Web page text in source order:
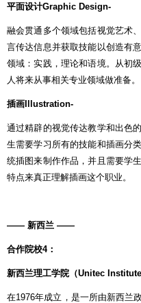
平面设计Graphic Design-
融会贯通多个领域包括视觉艺术
言传达信息并获取技能以创造有
领域：实践，理论和语境。从初
人将来从事相关专业领域做准备。
插画Illustration-
通过精辟的视觉传达教学和出色
生需要学习所有的技能和插画分
统插图来制作作品，并且需要学
特点来真正理解插画这个职业。
—— 新西兰 ——
合作院校4 ：
新西兰理工学院（Unitec
在1976年成立，是一所由新西兰